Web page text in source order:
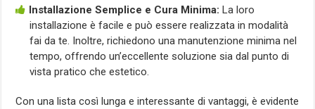
Installazione Semplice e Cura Minima: La loro
installazione è facile e può essere realizzata in modalità
fai da te. Inoltre, richiedono una manutenzione minima nel
tempo, offrendo un’eccellente soluzione sia dal punto di
vista pratico che estetico.
Con una lista così lunga e interessante di vantaggi, è evidente